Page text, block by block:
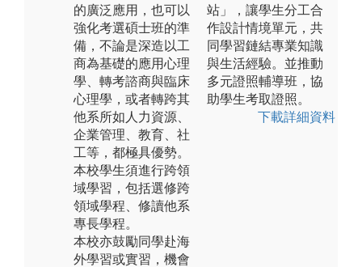
的廣泛應用，也可以
強化考選碩士班的準
備，不論是深造以工
商為基礎的應用心理
學、轉考諮商與臨床
心理學，或者轉跨其
他系所如人力資源、
企業管理、教育、社
工等，都極具優勢。
本校學生須進行跨領
域學習，包括選修跨
領域學程、修讀他系
專長學程。
本校亦鼓勵同學赴海
外學習或實習，機會
站」，讓學生分工合
作設計情境單元，共
同學習鏈結專業知識
與生活經驗。並推動
多元證照輔導班，協
助學生考取證照。
下載詳細資料